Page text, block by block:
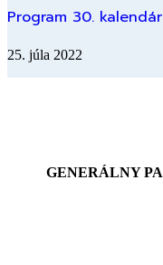
Program 30.
25. júla 2022
GENERÁLNY